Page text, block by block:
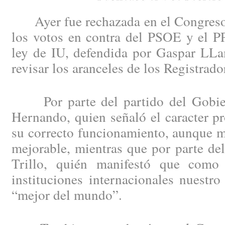
Ayer fue rechazada en el
los votos en contra del PSOE y el
ley de IU, defendida por Gaspar
revisar los aranceles de los
Por parte del partido del
Hernando, quien señaló el caracter
su correcto funcionamiento, aunque
mejorable, mientras que por parte
Trillo, quién manifestó que como
instituciones internacionales
“mejor del mundo”.